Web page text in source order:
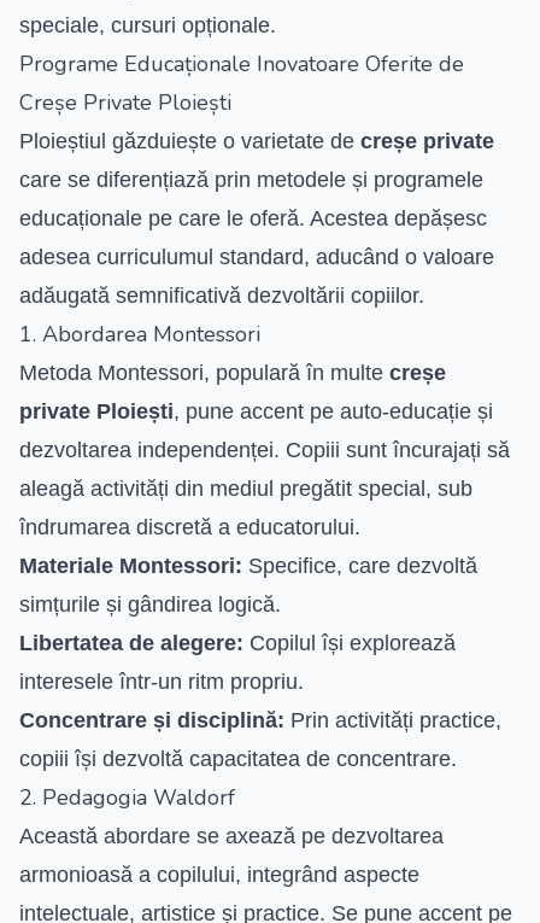
speciale, cursuri opționale.
Programe Educaționale Inovatoare Oferite de
Creșe Private Ploiești
Ploieștiul găzduiește o varietate de creșe private
care se diferențiază prin metodele și programele
educaționale pe care le oferă. Acestea depășesc
adesea curriculumul standard, aducând o valoare
adăugată semnificativă dezvoltării copiilor.
1. Abordarea Montessori
Metoda Montessori, populară în multe creșe
private Ploiești, pune accent pe auto-educație și
dezvoltarea independenței. Copiii sunt încurajați să
aleagă activități din mediul pregătit special, sub
îndrumarea discretă a educatorului.
Materiale Montessori: Specifice, care dezvoltă
simțurile și gândirea logică.
Libertatea de alegere: Copilul își explorează
interesele într-un ritm propriu.
Concentrare și disciplină: Prin activități practice,
copiii își dezvoltă capacitatea de concentrare.
2. Pedagogia Waldorf
Această abordare se axează pe dezvoltarea
armonioasă a copilului, integrând aspecte
intelectuale, artistice și practice. Se pune accent pe